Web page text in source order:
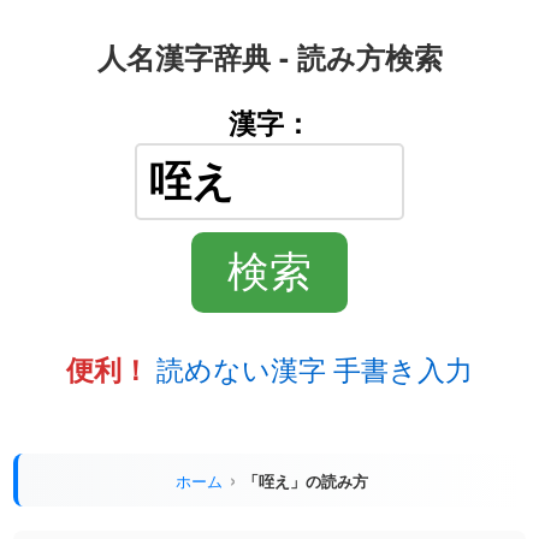
人名漢字辞典 - 読み方検索
漢字：
便利！ 読めない漢字 手書き入力
ホーム 「咥え」の読み方